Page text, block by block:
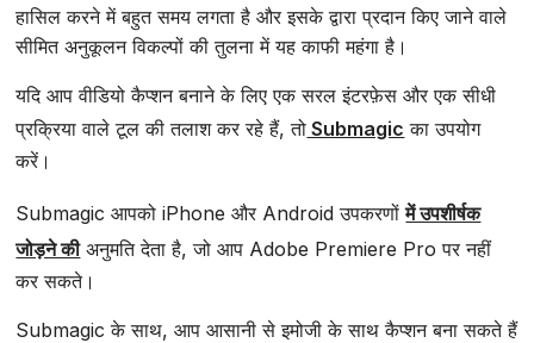
हासिल करने में बहुत समय लगता है और इसके द्वारा प्रदान किए जाने वाले
सीमित अनुकूलन विकल्पों की तुलना में यह काफी महंगा है।
यदि आप वीडियो कैप्शन बनाने के लिए एक सरल इंटरफ़ेस और एक सीधी
प्रक्रिया वाले टूल की तलाश कर रहे हैं, तो Submagic का उपयोग
करें।
Submagic आपको iPhone और Android उपकरणोंमें उपशीर्षक
जोड़ने कीअनुमति देता है, जो आप Adobe Premiere Pro पर नहीं
कर सकते।
Submagic के साथ, आप आसानी से इमोजी के साथ कैप्शन बना सकते हैं